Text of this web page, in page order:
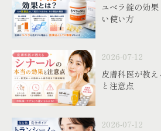
ユベラ錠の効
い使い方
2026-07-12
皮膚科医が教
と注意点
2026-07-12